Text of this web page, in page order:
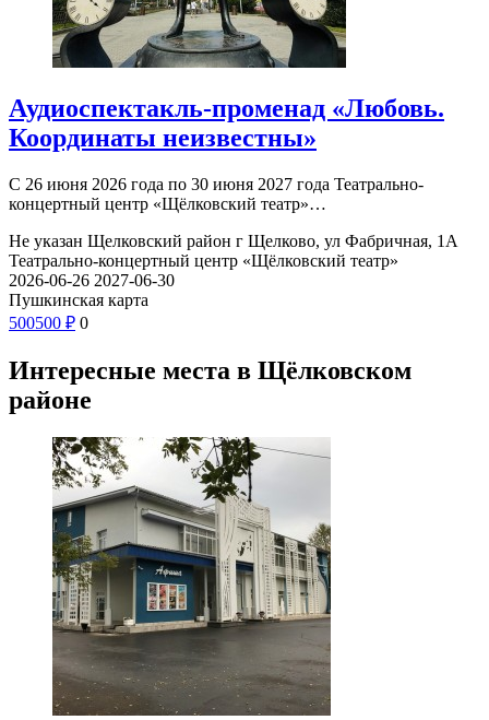
Аудиоспектакль-променад «Любовь.
Координаты неизвестны»
С 26 июня 2026 года по 30 июня 2027 года Театрально-
концертный центр «Щёлковский театр»…
Не указан Щелковский район г Щелково, ул Фабричная, 1А
Театрально-концертный центр «Щёлковский театр»
2026-06-26 2027-06-30
Пушкинская карта
500500 ₽ 0
Интересные места в Щёлковском
районе